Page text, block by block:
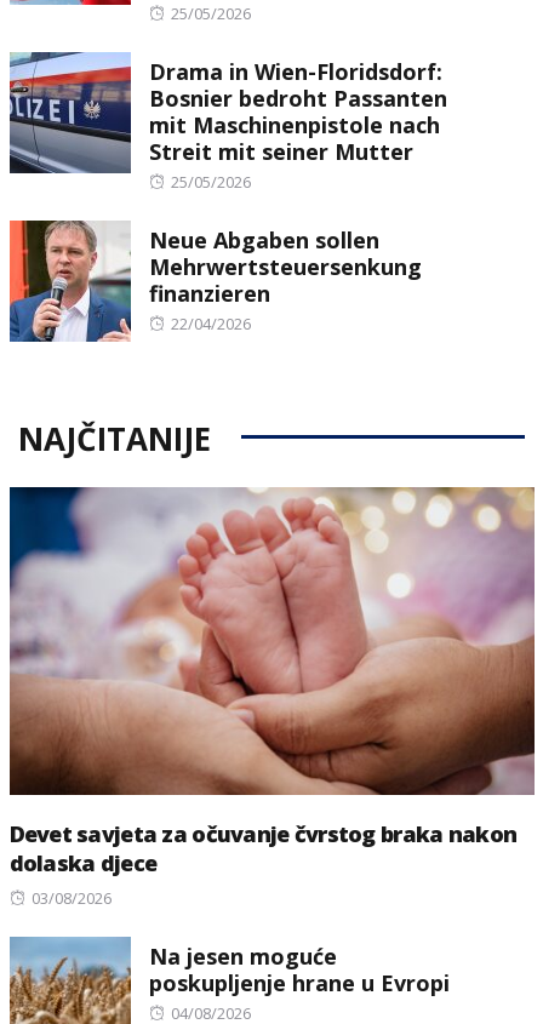
Posted
25/05/2026
Drama in Wien-Floridsdorf:
Bosnier bedroht Passanten
mit Maschinenpistole nach
Streit mit seiner Mutter
Posted
25/05/2026
Neue Abgaben sollen
Mehrwertsteuersenkung
finanzieren
Posted
22/04/2026
NAJČITANIJE
Devet savjeta za očuvanje čvrstog braka nakon
dolaska djece
Posted
03/08/2026
Na jesen moguće
poskupljenje hrane u Evropi
Posted
04/08/2026